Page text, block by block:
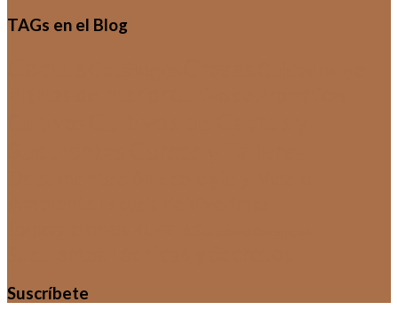
TAGs en el Blog
Suscríbete